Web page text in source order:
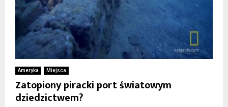
Ameryka Miejsca
Zatopiony piracki port światowym
dziedzictwem?